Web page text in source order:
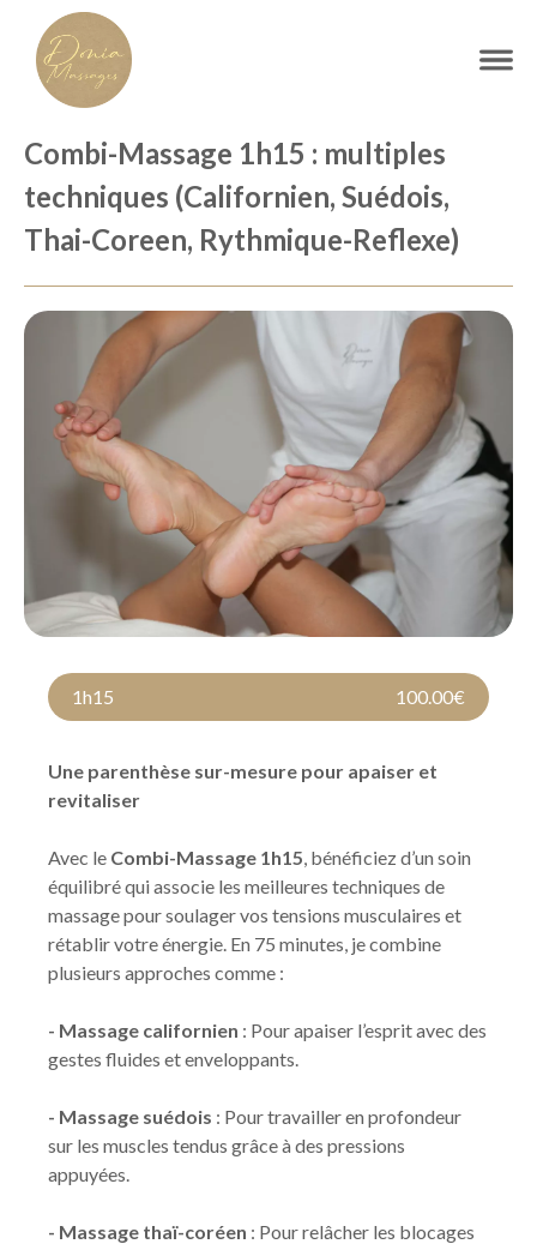
Combi-Massage 1h15 : multiples
techniques (Californien, Suédois,
Thai-Coreen, Rythmique-Reflexe)
1h15 100.00€
Une parenthèse sur-mesure pour apaiser et
revitaliser
Avec le Combi-Massage 1h15, bénéficiez d’un soin
équilibré qui associe les meilleures techniques de
massage pour soulager vos tensions musculaires et
rétablir votre énergie. En 75 minutes, je combine
plusieurs approches comme :
- Massage californien : Pour apaiser l’esprit avec des
gestes fluides et enveloppants.
- Massage suédois : Pour travailler en profondeur
sur les muscles tendus grâce à des pressions
appuyées.
- Massage thaï-coréen : Pour relâcher les blocages